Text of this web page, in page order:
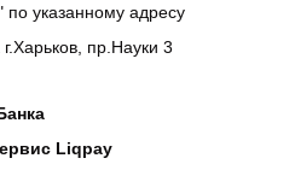
по указанному адресу
пр.Науки 3
Liqpay